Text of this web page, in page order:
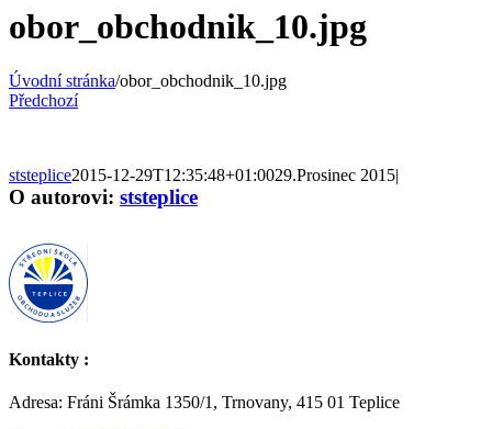
obor_obchodnik_10.jpg
Úvodní stránka/obor_obchodnik_10.jpg
Předchozí
ststeplice2015-12-29T12:35:48+01:0029.Prosinec 2015|
O autorovi: ststeplice
Kontakty :
Adresa: Fráni Šrámka 1350/1, Trnovany, 415 01 Teplice